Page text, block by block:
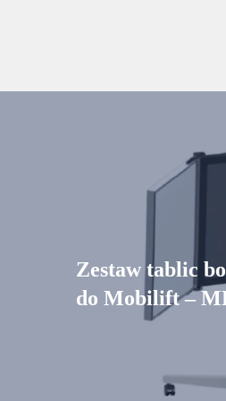
Zestaw tablic
do Mobilift –